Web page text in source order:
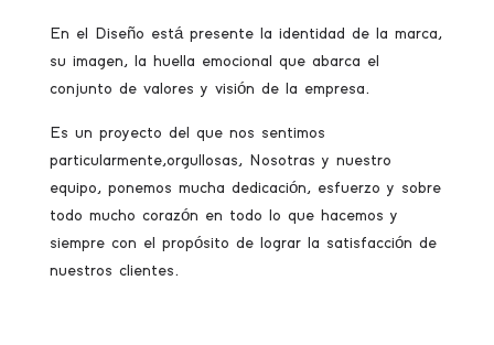
En el Diseño está presente la identidad de la marca,
su imagen, la huella emocional que abarca el
conjunto de valores y visión de la empresa.
Es un proyecto del que nos sentimos
particularmente,orgullosas, Nosotras y nuestro
equipo, ponemos mucha dedicación, esfuerzo y sobre
todo mucho corazón en todo lo que hacemos y
siempre con el propósito de lograr la satisfacción de
nuestros clientes.